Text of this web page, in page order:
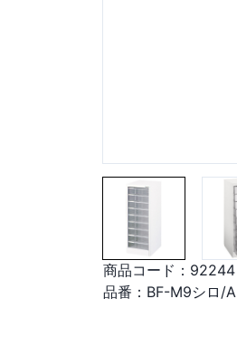
商品コード： 92244
品番： BF-M9シロ/A